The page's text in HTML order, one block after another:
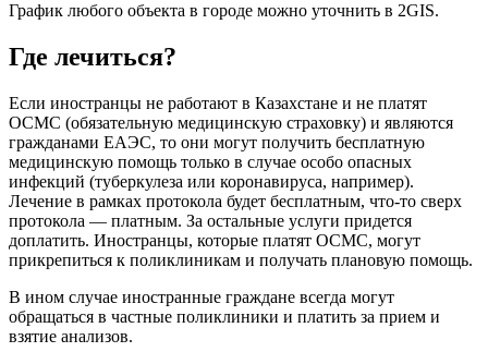
График любого объекта в городе можно уточнить в 2GIS.
Где лечиться?
Если иностранцы не работают в Казахстане и не платят
ОСМС (обязательную медицинскую страховку) и являются
гражданами ЕАЭС, то они могут получить бесплатную
медицинскую помощь только в случае особо опасных
инфекций (туберкулеза или коронавируса, например).
Лечение в рамках протокола будет бесплатным, что-то сверх
протокола — платным. За остальные услуги придется
доплатить. Иностранцы, которые платят ОСМС, могут
прикрепиться к поликлиникам и получать плановую помощь.
В ином случае иностранные граждане всегда могут
обращаться в частные поликлиники и платить за прием и
взятие анализов.